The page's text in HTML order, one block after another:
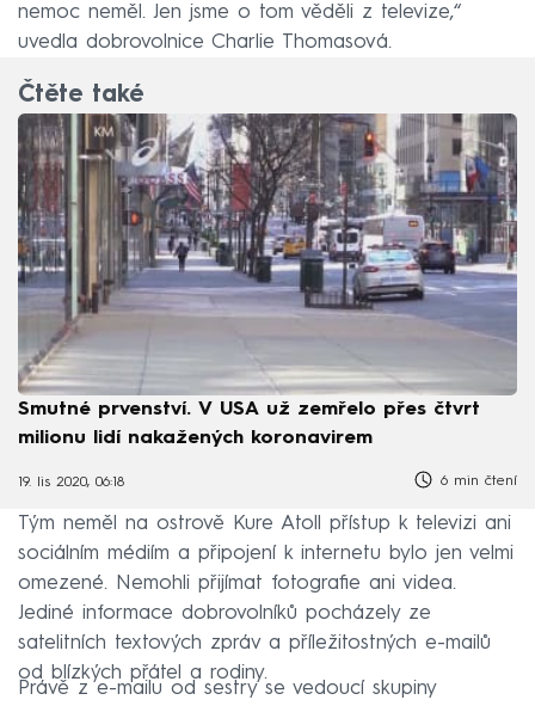
nemoc neměl. Jen jsme o tom věděli z televize,“
uvedla dobrovolnice Charlie Thomasová.
Čtěte také
Smutné prvenství. V USA už zemřelo přes čtvrt
milionu lidí nakažených koronavirem
19. lis 2020, 06:18 6 min čtení
Tým neměl na ostrově Kure Atoll přístup k televizi ani
sociálním médiím a připojení k internetu bylo jen velmi
omezené. Nemohli přijímat fotografie ani videa.
Jediné informace dobrovolníků pocházely ze
satelitních textových zpráv a příležitostných e-mailů
od blízkých přátel a rodiny.
Právě z e-mailu od sestry se vedoucí skupiny